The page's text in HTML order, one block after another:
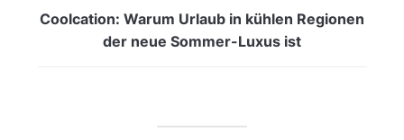
Coolcation: Warum Urlaub in kühlen Regionen
der neue Sommer-Luxus ist